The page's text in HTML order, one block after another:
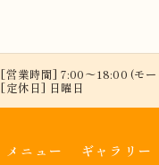
[営業時間] 7:00〜18:00 (モ
[定休日] 日曜日
メニュー ギャラリー